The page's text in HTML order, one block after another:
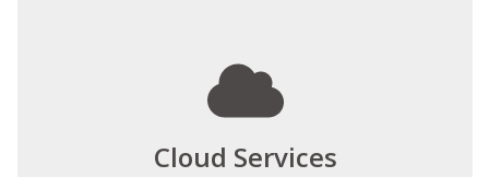
Cloud Services